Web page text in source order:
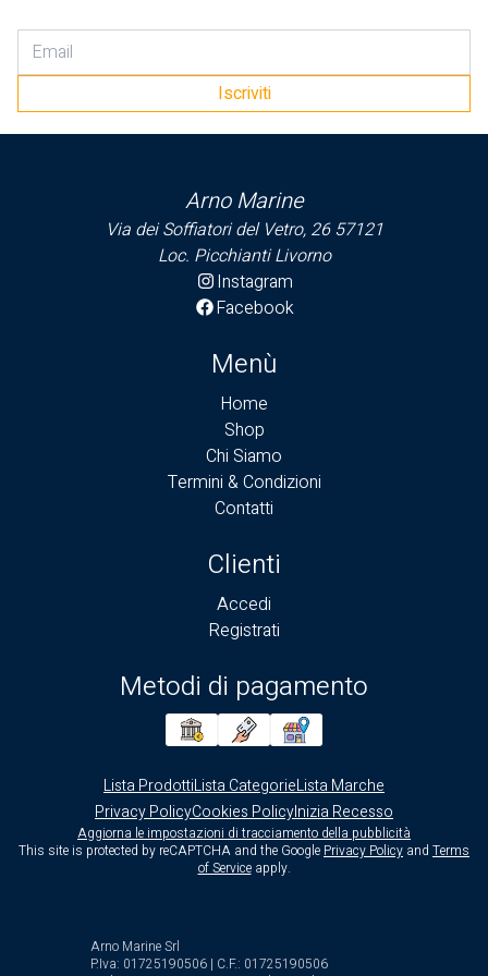
Party
Sailor soul
Summer
Venezia
Iscriviti
Arno Marine
Via dei Soffiatori del Vetro, 26 57121
Loc. Picchianti Livorno
Instagram
Facebook
Menù
Home
Shop
Chi Siamo
Termini & Condizioni
Contatti
Clienti
Accedi
Registrati
Metodi di pagamento
Lista ProdottiLista CategorieLista Marche
Privacy PolicyCookies PolicyInizia Recesso
Aggiorna le impostazioni di tracciamento della pubblicità
This site is protected by reCAPTCHA and the Google Privacy Policy and Terms
of Serviceapply.
Arno Marine Srl
P.Iva: 01725190506 | C.F.: 01725190506